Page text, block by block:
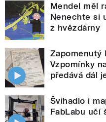
Mendel měl
Nenechte si
z hvězdárny
Zapomenutý
Vzpomínky
předává dál
Švihadlo i
FabLabu učí